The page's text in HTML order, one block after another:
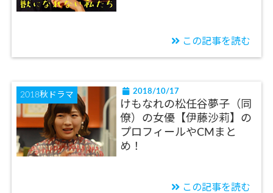
この記事を読む
2018秋ドラマ 2018/10/17
けもなれの松任谷夢子（同
僚）の女優【伊藤沙莉】の
プロフィールやCMまと
め！
この記事を読む